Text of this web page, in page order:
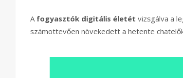
A fogyasztók digitális életét vizsgálva a
számottevően növekedett a hetente